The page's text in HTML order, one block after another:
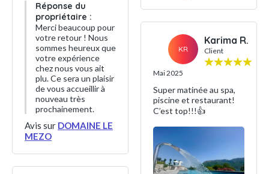
Réponse du
propriétaire :
Merci beaucoup pour
votre retour ! Nous
sommes heureux que
votre expérience
chez nous vous ait
plu. Ce sera un plaisir
de vous accueillir à
nouveau très
prochainement.
Avis sur DOMAINE LE
MEZO
KR
Karima R.
Client
Mai 2025
Super matinée au spa,
piscine et restaurant!
C’est top!!!👍